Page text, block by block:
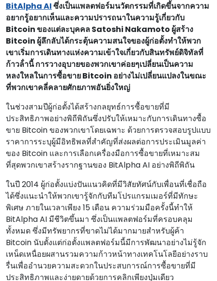
BitAlpha AIซึ่งเป็นแพลตฟอร์มนวัตกรรมที่เกิดขึ้นจากความ
อยากรู้อยากเห็นและความปรารถนาในความรู้เกี่ยวกับ
Bitcoin ของแต่ละบุคคล Satoshi Nakamoto ผู้สร้าง
Bitcoin ผู้ลึกลับได้กระตุ้นความสนใจของผู้ก่อตั้งทําให้พวก
เขาเริ่มการเดินทางแห่งความเข้าใจเกี่ยวกับสินทรัพย์ดิจิทัลที่
ก้าวล้ํานี้ การวางอุบายของพวกเขาค่อยๆเปลี่ยนเป็นความ
หลงใหลในการซื้อขาย Bitcoin อย่างไม่เปลี่ยนแปลงในขณะ
ที่พวกเขาคลี่คลายศักยภาพอันยิ่งใหญ่
ในช่วงสามปีผู้ก่อตั้งได้สร้างกลยุทธ์การซื้อขายที่มี
ประสิทธิภาพอย่างพิถีพิถันซึ่งปรับให้เหมาะกับการเดินทางซื้อ
ขาย Bitcoin ของพวกเขาโดยเฉพาะ ด้วยการตรวจสอบรูปแบบ
ราคาการระบุผู้มีอิทธิพลที่สําคัญที่ส่งผลต่อการประเมินมูลค่า
ของ Bitcoin และการเลือกเครื่องมือการซื้อขายที่เหมาะสม
ที่สุดพวกเขาสร้างรากฐานของ BitAlpha AI อย่างพิถีพิถัน
ในปี 2014 ผู้ก่อตั้งแบ่งปันแนวคิดที่มีวิสัยทัศน์กับเพื่อนที่เชื่อถือ
ได้ซึ่งแนะนําให้พวกเขารู้จักกับทีมโปรแกรมเมอร์ที่มีทักษะ
พิเศษ ภายในเวลาเพียง 15 เดือน ความร่วมมือครั้งนี้ทําให้
BitAlpha AI มีชีวิตขึ้นมา ซึ่งเป็นแพลตฟอร์มที่ครอบคลุม
ทั้งหมด ซึ่งมีทรัพยากรที่ขาดไม่ได้มากมายสําหรับผู้ค้า
Bitcoin นับตั้งแต่ก่อตั้งแพลตฟอร์มนี้มีการพัฒนาอย่างไม่รู้จัก
เหน็ดเหนื่อยผสานรวมความก้าวหน้าทางเทคโนโลยีอย่างราบ
รื่นเพื่ออํานวยความสะดวกในประสบการณ์การซื้อขายที่มี
ประสิทธิภาพและง่ายดายด้วยการคลิกเพียงปุ่มเดียว